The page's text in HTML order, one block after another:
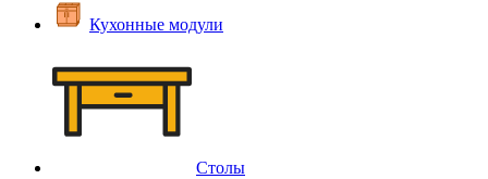
Кухонные модули
Столы